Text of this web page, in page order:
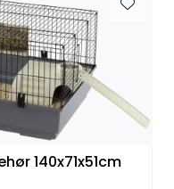
140x71x51cm